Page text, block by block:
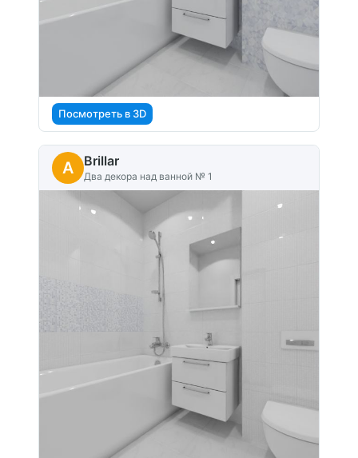
Посмотреть в 3D
A Brillar
Два декора над ванной № 1